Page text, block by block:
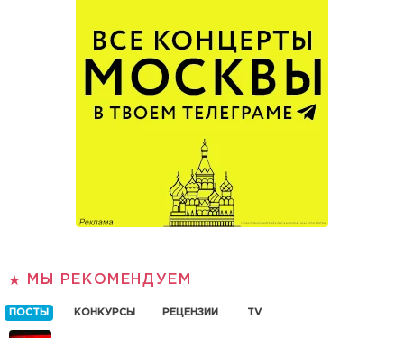
МЫ РЕКОМЕНДУЕМ
ПОСТЫ КОНКУРСЫ РЕЦЕНЗИИ TV